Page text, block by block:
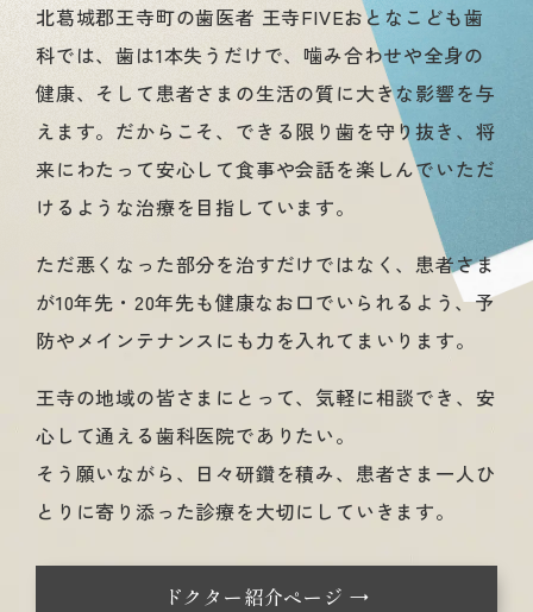
北葛城郡王寺町の歯医者 王寺FIVEおとなこども歯
科では、歯は1本失うだけで、噛み合わせや全身の
健康、そして患者さまの生活の質に大きな影響を与
えます。だからこそ、できる限り歯を守り抜き、将
来にわたって安心して食事や会話を楽しんでいただ
けるような治療を目指しています。
ただ悪くなった部分を治すだけではなく、患者さま
が10年先・20年先も健康なお口でいられるよう、予
防やメインテナンスにも力を入れてまいります。
王寺の地域の皆さまにとって、気軽に相談でき、安
心して通える歯科医院でありたい。
そう願いながら、日々研鑽を積み、患者さま一人ひ
とりに寄り添った診療を大切にしていきます。
ドクター紹介ページ →